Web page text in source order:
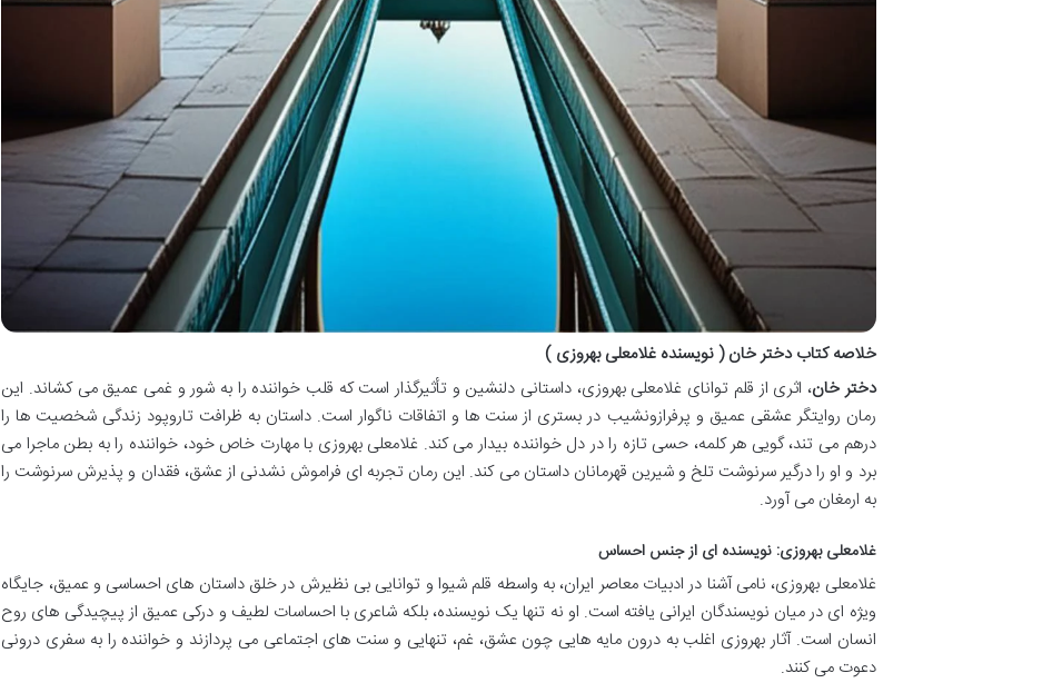
خلاصه کتاب دختر خان ( نویسنده غلامعلی بهروزی )
دختر خان، اثری از قلم توانای غلامعلی بهروزی، داستانی دلنشین و تأثیرگذار است که قلب خواننده را به شور و غمی عمیق می کشاند. این
رمان روایتگر عشقی عمیق و پرفرازونشیب در بستری از سنت ها و اتفاقات ناگوار است. داستان به ظرافت تاروپود زندگی شخصیت ها را
درهم می تند، گویی هر کلمه، حسی تازه را در دل خواننده بیدار می کند. غلامعلی بهروزی با مهارت خاص خود، خواننده را به بطن ماجرا می
برد و او را درگیر سرنوشت تلخ و شیرین قهرمانان داستان می کند. این رمان تجربه ای فراموش نشدنی از عشق، فقدان و پذیرش سرنوشت را
به ارمغان می آورد.
غلامعلی بهروزی: نویسنده ای از جنس احساس
غلامعلی بهروزی، نامی آشنا در ادبیات معاصر ایران، به واسطه قلم شیوا و توانایی بی نظیرش در خلق داستان های احساسی و عمیق، جایگاه
ویژه ای در میان نویسندگان ایرانی یافته است. او نه تنها یک نویسنده، بلکه شاعری با احساسات لطیف و درکی عمیق از پیچیدگی های روح
انسان است. آثار بهروزی اغلب به درون مایه هایی چون عشق، غم، تنهایی و سنت های اجتماعی می پردازند و خواننده را به سفری درونی
دعوت می کنند.